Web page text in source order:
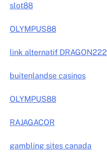
slot88
OLYMPUS88
link alternatif DRAGON222
buitenlandse casinos
OLYMPUS88
RAJAGACOR
gambling sites canada